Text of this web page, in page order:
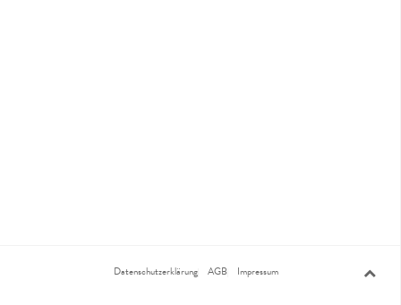
Datenschutzerklärung AGB Impressum